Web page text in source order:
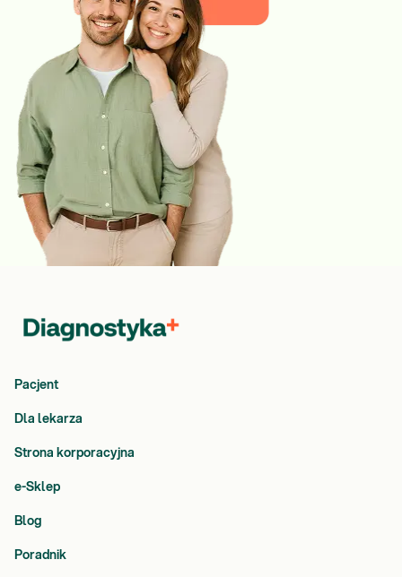
Pacjent
Dla lekarza
Strona korporacyjna
e-Sklep
Blog
Poradnik